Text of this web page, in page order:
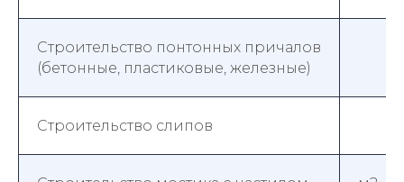
Строительство понтонных причалов
(бетонные, пластиковые, железные)
Строительство слипов